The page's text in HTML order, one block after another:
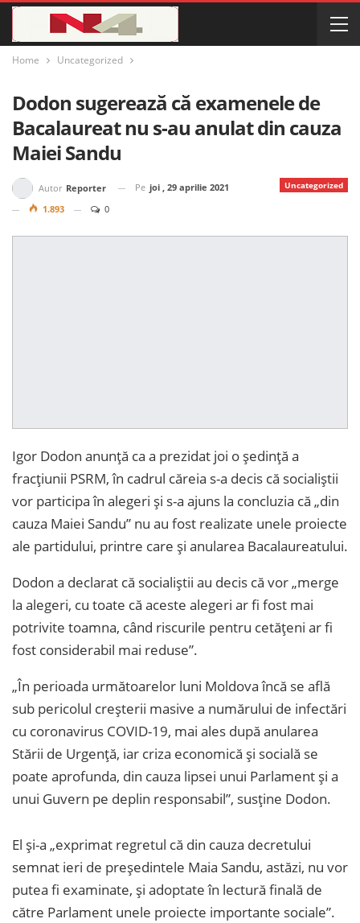
Home Uncategorized
Dodon sugerează că examenele de
Bacalaureat nu s-au anulat din cauza
Maiei Sandu
Uncategorized
Autor Reporter Pe joi , 29 aprilie 2021
1.893
0
Igor Dodon anunță ca a prezidat joi o ședință a
fracțiunii PSRM, în cadrul căreia s-a decis că socialiștii
vor participa în alegeri și s-a ajuns la concluzia că „din
cauza Maiei Sandu” nu au fost realizate unele proiecte
ale partidului, printre care și anularea Bacalaureatului.
Dodon a declarat că socialiștii au decis că vor „merge
la alegeri, cu toate că aceste alegeri ar fi fost mai
potrivite toamna, când riscurile pentru cetățeni ar fi
fost considerabil mai reduse”.
„În perioada următoarelor luni Moldova încă se află
sub pericolul creșterii masive a numărului de infectări
cu coronavirus COVID-19, mai ales după anularea
Stării de Urgență, iar criza economică și socială se
poate aprofunda, din cauza lipsei unui Parlament și a
unui Guvern pe deplin responsabil”, susține Dodon.
El și-a „exprimat regretul că din cauza decretului
semnat ieri de președintele Maia Sandu, astăzi, nu vor
putea fi examinate, și adoptate în lectură finală de
către Parlament unele proiecte importante sociale”.